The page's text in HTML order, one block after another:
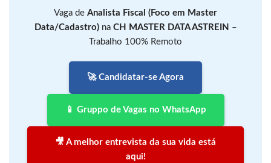
Vaga de Analista Fiscal (Foco em Master
Data/Cadastro) na CH MASTER DATA ASTREIN –
Trabalho 100% Remoto
🚀 Candidatar-se Agora
📱 Gruppo de Vagas no WhatsApp
🎥 A melhor entrevista da sua vida está
aqui!